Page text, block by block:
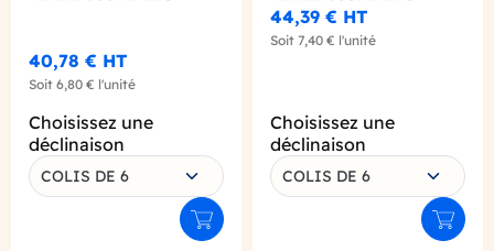
40,78 € HT
Soit 6,80 € l'unité
Choisissez une
déclinaison
COLIS DE 6
Ajouter au panier
44,39 € HT
Soit 7,40 € l'unité
Choisissez une
déclinaison
COLIS DE 6